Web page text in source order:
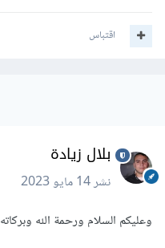
اقتباس
بلال زيادة
نشر14 مايو 2023
وعليكم السلام ورحمة الله وبركاته،